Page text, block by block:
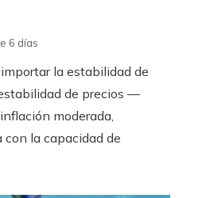
6 días
la estabilidad de
de precios —
moderada,
la capacidad de